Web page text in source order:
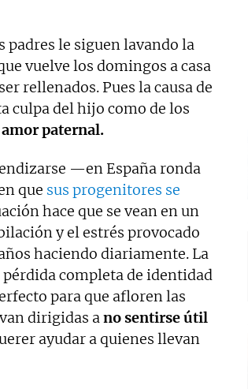
padres le siguen lavando la
vuelve los domingos a casa
rellenados. Pues la causa de
culpa del hijo como de los
paternal.
—en España ronda
que sus progenitores se
hace que se vean en un
y el estrés provocado
haciendo diariamente. La
pérdida completa de identidad
para que afloren las
dirigidas ano sentirse útil
ayudar a quienes llevan